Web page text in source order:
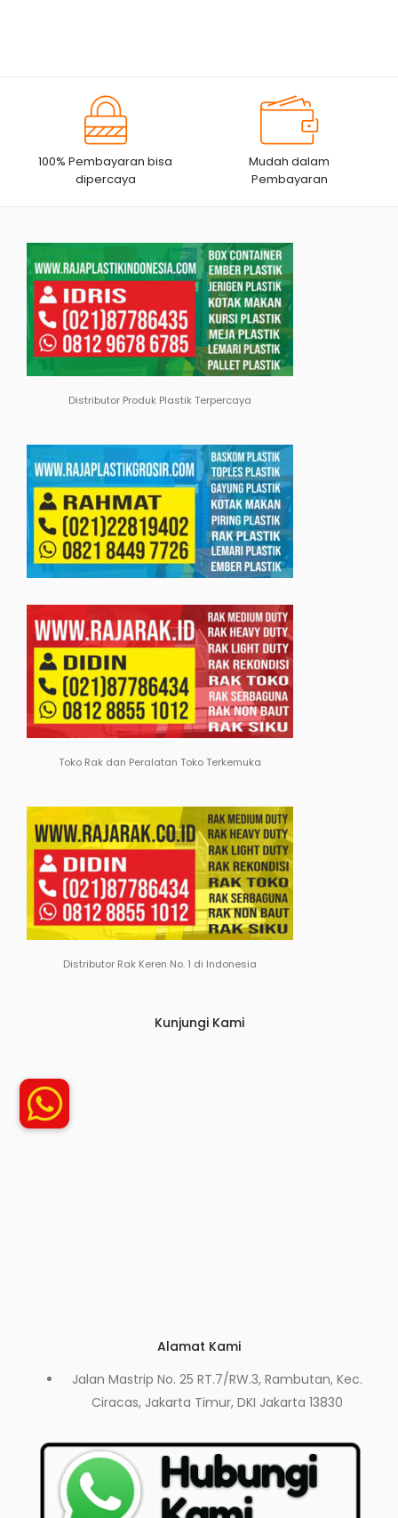
100% Pembayaran bisa
dipercaya
Mudah dalam
Pembayaran
Distributor Produk Plastik Terpercaya
Toko Rak dan Peralatan Toko Terkemuka
Distributor Rak Keren No. 1 di Indonesia
Kunjungi Kami
Alamat Kami
Jalan Mastrip No. 25 RT.7/RW.3, Rambutan, Kec.
Ciracas, Jakarta Timur, DKI Jakarta 13830